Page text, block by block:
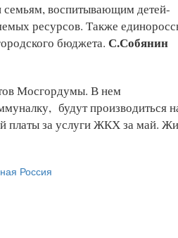
воспитывающим детей-
ресурсов. Также
бюджета. С.Собянин
Мосгордумы. В нем
будут производиться
платы за услуги ЖКХ за май.
Россия